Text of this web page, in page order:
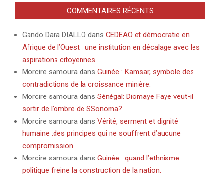
COMMENTAIRES RÉCENTS
Gando Dara DIALLO dans CEDEAO et démocratie en
Afrique de l’Ouest : une institution en décalage avec les
aspirations citoyennes.
Morcire samoura dans Guinée : Kamsar, symbole des
contradictions de la croissance minière.
Morcire samoura dans Sénégal: Diomaye Faye veut-il
sortir de l’ombre de SSonoma?
Morcire samoura dans Vérité, serment et dignité
humaine :des principes qui ne souffrent d’aucune
compromission.
Morcire samoura dans Guinée : quand l’ethnisme
politique freine la construction de la nation.